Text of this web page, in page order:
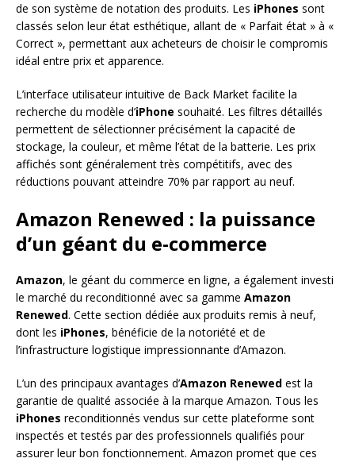
de son système de notation des produits. Les iPhones sont
classés selon leur état esthétique, allant de « Parfait état » à «
Correct », permettant aux acheteurs de choisir le compromis
idéal entre prix et apparence.
L’interface utilisateur intuitive de Back Market facilite la
recherche du modèle d’iPhone souhaité. Les filtres détaillés
permettent de sélectionner précisément la capacité de
stockage, la couleur, et même l’état de la batterie. Les prix
affichés sont généralement très compétitifs, avec des
réductions pouvant atteindre 70% par rapport au neuf.
Amazon Renewed : la puissance
d’un géant du e-commerce
Amazon, le géant du commerce en ligne, a également investi
le marché du reconditionné avec sa gamme Amazon
Renewed. Cette section dédiée aux produits remis à neuf,
dont les iPhones, bénéficie de la notoriété et de
l’infrastructure logistique impressionnante d’Amazon.
L’un des principaux avantages d’Amazon Renewed est la
garantie de qualité associée à la marque Amazon. Tous les
iPhones reconditionnés vendus sur cette plateforme sont
inspectés et testés par des professionnels qualifiés pour
assurer leur bon fonctionnement. Amazon promet que ces